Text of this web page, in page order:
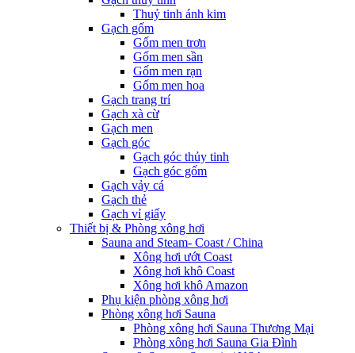
Thuỷ tinh ánh kim
Gạch gốm
Gốm men trơn
Gốm men sần
Gốm men rạn
Gốm men hoa
Gạch trang trí
Gạch xà cừ
Gạch men
Gạch góc
Gạch góc thủy tinh
Gạch góc gốm
Gạch vảy cá
Gạch thẻ
Gạch vỉ giấy
Thiết bị & Phòng xông hơi
Sauna and Steam- Coast / China
Xông hơi ướt Coast
Xông hơi khô Coast
Xông hơi khô Amazon
Phụ kiện phòng xông hơi
Phòng xông hơi Sauna
Phòng xông hơi Sauna Thương Mại
Phòng xông hơi Sauna Gia Đình